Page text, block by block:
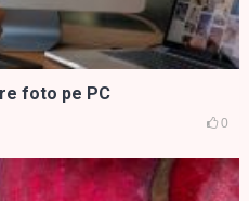
foto pe PC
0